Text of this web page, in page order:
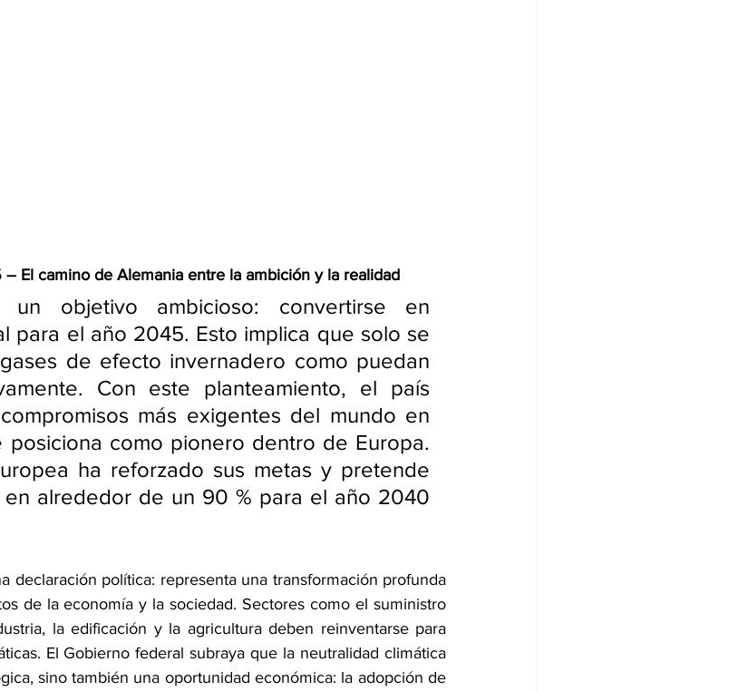
El camino de Alemania entre la ambición y la realidad
un objetivo ambicioso: convertirse en
para el año 2045. Esto implica que solo se
de efecto invernadero como puedan
Con este planteamiento, el país
más exigentes del mundo en
posiciona como pionero dentro de Europa.
ha reforzado sus metas y pretende
en alrededor de un 90 % para el año 2040
declaración política: representa una transformación profunda
de la economía y la sociedad. Sectores como el suministro
la edificación y la agricultura deben reinventarse para
El Gobierno federal subraya que la neutralidad climática
sino también una oportunidad económica: la adopción de